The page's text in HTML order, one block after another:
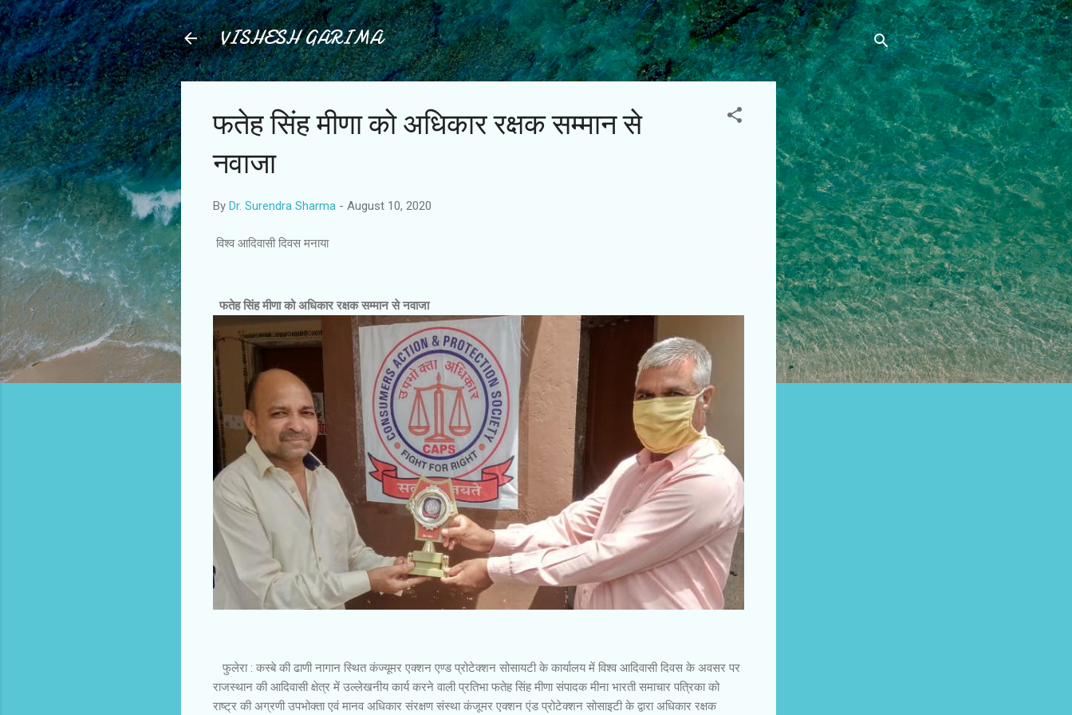
Skip to main content
VISHESH GARIMA
फतेह सिंह मीणा को अधिकार रक्षक सम्मान से
नवाजा
By Dr. Surendra Sharma - August 10, 2020
विश्व आदिवासी दिवस मनाया
फतेह सिंह मीणा को अधिकार रक्षक सम्मान से नवाजा
फुलेरा : कस्बे की ढाणी नागान स्थित कंज्यूमर एक्शन एण्ड प्रोटेक्शन सोसायटी के कार्यालय में विश्व आदिवासी दिवस के अवसर पर
राजस्थान की आदिवासी क्षेत्र में उल्लेखनीय कार्य करने वाली प्रतिभा फतेह सिंह मीणा संपादक मीना भारती समाचार पत्रिका को
राष्ट्र की अग्रणी उपभोक्ता एवं मानव अधिकार संरक्षण संस्था कंजूमर एक्शन एंड प्रोटेक्शन सोसाइटी के द्वारा अधिकार रक्षक